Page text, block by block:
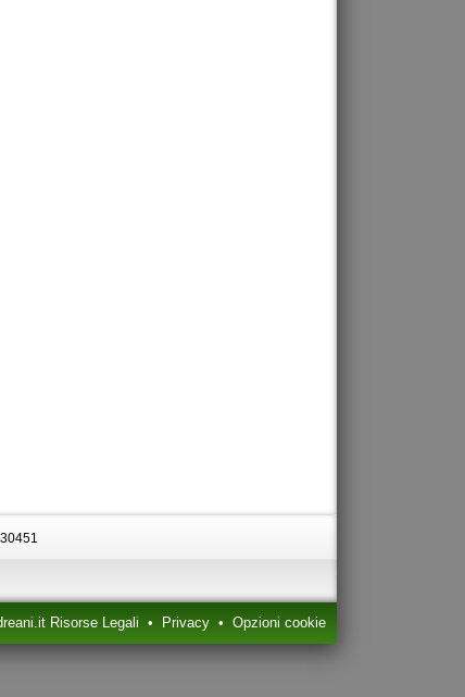
Risorse Legali • Privacy • Opzioni cookie